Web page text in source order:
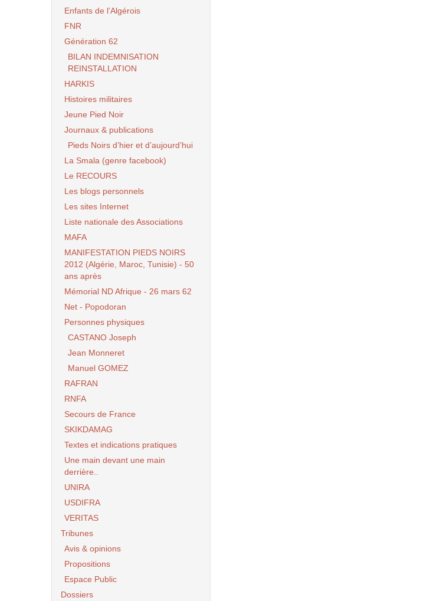
Enfants de l’Algérois
FNR
Génération 62
BILAN INDEMNISATION
REINSTALLATION
HARKIS
Histoires militaires
Jeune Pied Noir
Journaux & publications
Pieds Noirs d’hier et d’aujourd’hui
La Smala (genre facebook)
Le RECOURS
Les blogs personnels
Les sites Internet
Liste nationale des Associations
MAFA
MANIFESTATION PIEDS NOIRS
2012 (Algérie, Maroc, Tunisie) - 50
ans après
Mémorial ND Afrique - 26 mars 62
Net - Popodoran
Personnes physiques
CASTANO Joseph
Jean Monneret
Manuel GOMEZ
RAFRAN
RNFA
Secours de France
SKIKDAMAG
Textes et indications pratiques
Une main devant une main
derrière..
UNIRA
USDIFRA
VERITAS
Tribunes
Avis & opinions
Propositions
Espace Public
Dossiers